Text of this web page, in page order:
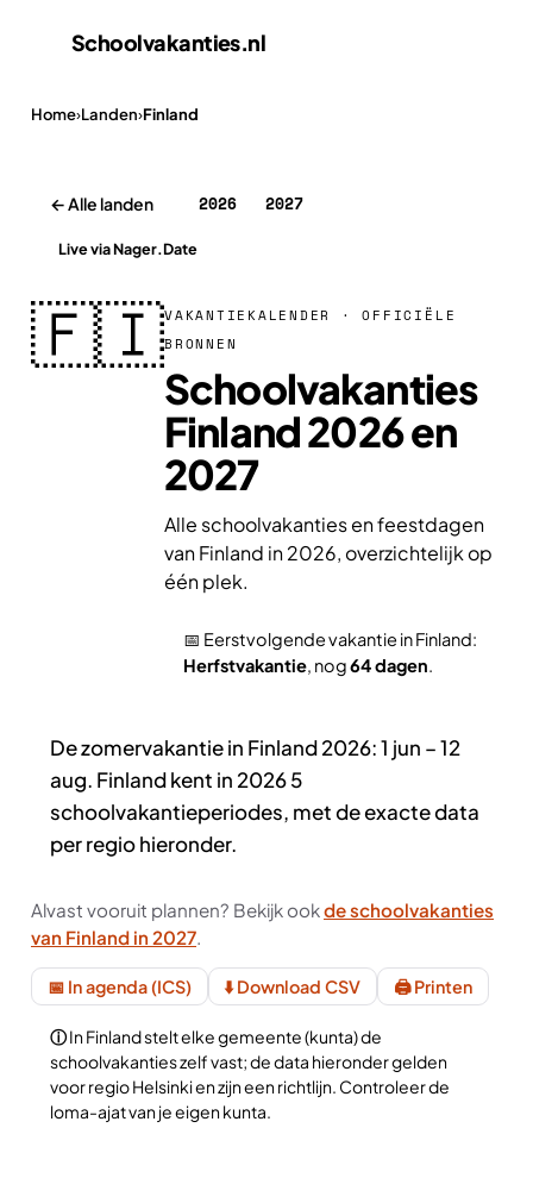
Schoolvakanties.nl
Home›Landen›Finland
← Alle landen 2026 2027
Live via Nager.Date
🇫🇮VAKANTIEKALENDER · OFFICIËLE
BRONNEN
Schoolvakanties
Finland 2026 en
2027
Alle schoolvakanties en feestdagen
van Finland in 2026, overzichtelijk op
één plek.
📅 Eerstvolgende vakantie in Finland:
Herfstvakantie, nog64 dagen.
De zomervakantie in Finland 2026: 1 jun – 12
aug. Finland kent in 2026 5
schoolvakantieperiodes, met de exacte data
per regio hieronder.
Alvast vooruit plannen? Bekijk ookde schoolvakanties
van Finland in 2027.
📅 In agenda (ICS) ⬇️ Download CSV 🖨️ Printen
In Finland stelt elke gemeente (kunta) de
schoolvakanties zelf vast; de data hieronder gelden
voor regio Helsinki en zijn een richtlijn. Controleer de
loma-ajat van je eigen kunta.